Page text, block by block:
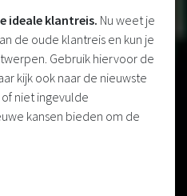
ideale klantreis. Nu weet je
de oude klantreis en kun je
Gebruik hiervoor de
kijk ook naar de nieuwste
niet ingevulde
kansen bieden om de